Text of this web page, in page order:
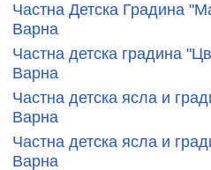
Частна Детска Градина
Варна
Частна детска градина
Варна
Частна детска ясла и
Варна
Частна детска ясла и
Варна